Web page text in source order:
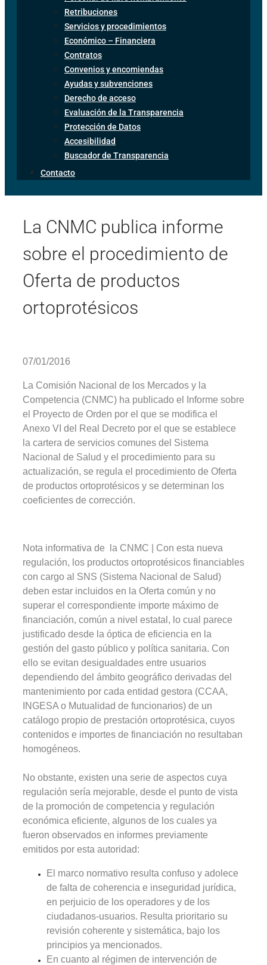
Retribuciones
Servicios y procedimientos
Económico – Financiera
Contratos
Convenios y encomiendas
Ayudas y subvenciones
Derecho de acceso
Evaluación de la Transparencia
Protección de Datos
Accesibilidad
Buscador de Transparencia
Contacto
La CNMC publica informe
sobre el procedimiento de
Oferta de productos
ortoprotésicos
07/01/2016
La Comisión Nacional de los Mercados y la
Competencia (CNMC) ha publicado el Informe sobre
el Proyecto de Orden por el que se modifica el
Anexo VI del Real Decreto por el que se establece
la cartera de servicios comunes del Sistema
Nacional de Salud y el procedimiento para su
actualización, se regula el procedimiento de Oferta
de productos ortoprotésicos y se determinan los
coeficientes de corrección.
Nota informativa de la CNMC | Con esta nueva
regulación, los productos ortoprotésicos financiables
con cargo al SNS (Sistema Nacional de Salud)
deben estar incluidos en la Oferta común y no
superar el correspondiente importe máximo de
financiación, común a nivel estatal, lo cual parece
justificado desde la óptica de eficiencia en la
gestión del gasto público y política sanitaria. Con
ello se evitan desigualdades entre usuarios
dependiendo del ámbito geográfico derivadas del
mantenimiento por cada entidad gestora (CCAA,
INGESA o Mutualidad de funcionarios) de un
catálogo propio de prestación ortoprotésica, cuyos
contenidos e importes de financiación no resultaban
homogéneos.
No obstante, existen una serie de aspectos cuya
regulación sería mejorable, desde el punto de vista
de la promoción de competencia y regulación
económica eficiente, algunos de los cuales ya
fueron observados en informes previamente
emitidos por esta autoridad:
El marco normativo resulta confuso y adolece
de falta de coherencia e inseguridad jurídica,
en perjuicio de los operadores y de los
ciudadanos-usuarios. Resulta prioritario su
revisión coherente y sistemática, bajo los
principios ya mencionados.
En cuanto al régimen de intervención de